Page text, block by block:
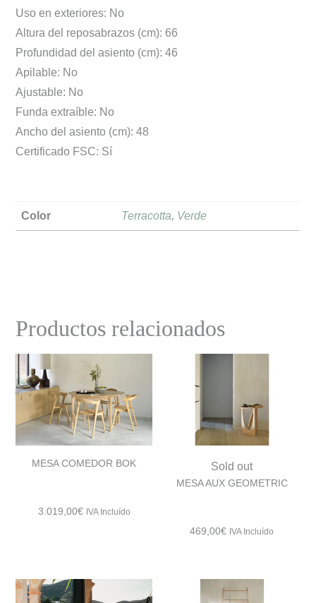
Uso en exteriores: No
Altura del reposabrazos (cm): 66
Profundidad del asiento (cm): 46
Apilable: No
Ajustable: No
Funda extraíble: No
Ancho del asiento (cm): 48
Certificado FSC: Sí
Color Terracotta, Verde
Productos relacionados
MESA COMEDOR BOK
3.019,00€ IVA Incluído
Sold out
MESA AUX GEOMETRIC
469,00€ IVA Incluído